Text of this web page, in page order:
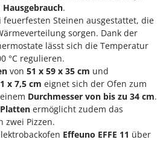
Hausgebrauch.
feuerfesten Steinen ausgestattet, die
sorgen. Dank der
lässt sich die Temperatur
°C regulieren.
von 51 x 59 x 35 cm und
x 7,5 cm eignet sich der Ofen zum
Durchmesser von bis zu 34 cm.
ermöglicht zudem das
zwei Pizzen.
Effeuno EFFE 11 über